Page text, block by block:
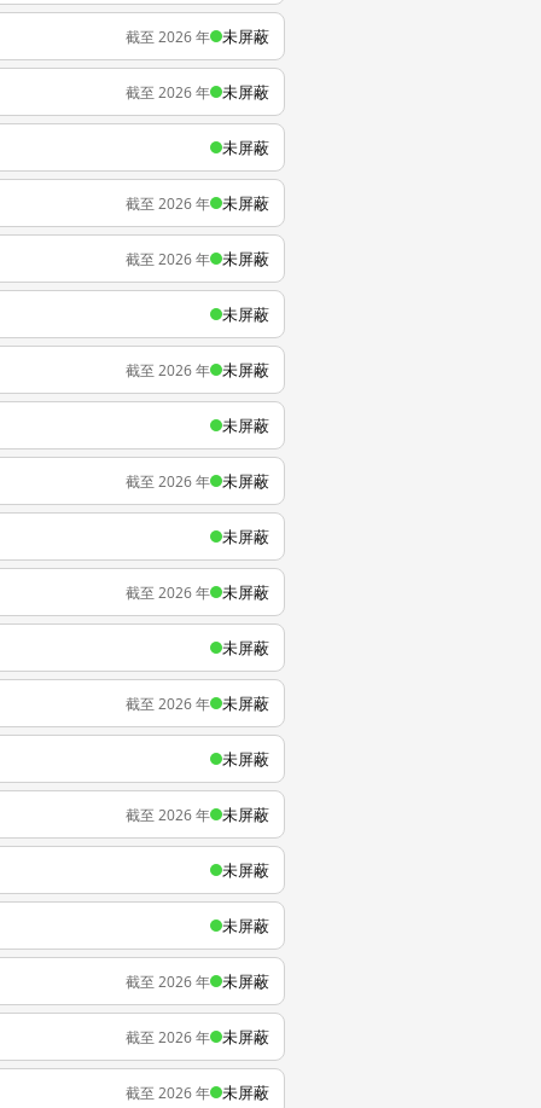
截至 2026 年 未屏蔽
截至 2026 年 未屏蔽
未屏蔽
截至 2026 年 未屏蔽
截至 2026 年 未屏蔽
未屏蔽
截至 2026 年 未屏蔽
未屏蔽
截至 2026 年 未屏蔽
未屏蔽
截至 2026 年 未屏蔽
未屏蔽
截至 2026 年 未屏蔽
未屏蔽
截至 2026 年 未屏蔽
未屏蔽
未屏蔽
截至 2026 年 未屏蔽
截至 2026 年 未屏蔽
截至 2026 年 未屏蔽